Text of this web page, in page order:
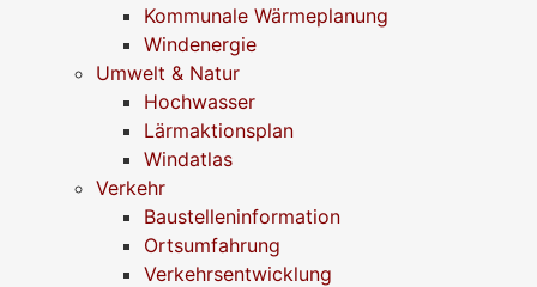
Kommunale Wärmeplanung
Windenergie
Umwelt & Natur
Hochwasser
Lärmaktionsplan
Windatlas
Verkehr
Baustelleninformation
Ortsumfahrung
Verkehrsentwicklung